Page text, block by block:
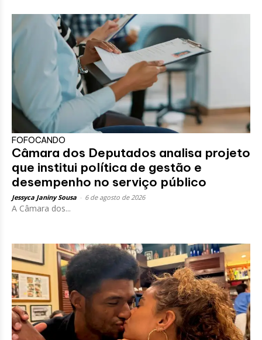
FOFOCANDO
Câmara dos Deputados analisa projeto
que institui política de gestão e
desempenho no serviço público
Jessyca Janiny Sousa 6 de agosto de 2026
A Câmara dos...